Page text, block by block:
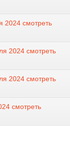
2024 смотреть
2024 смотреть
2024 смотреть
смотреть